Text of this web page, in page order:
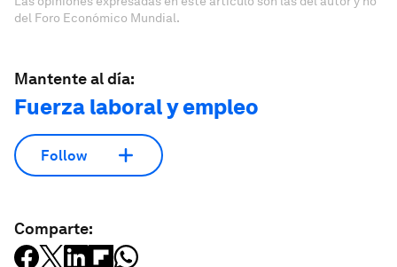
del Foro Económico Mundial.
Mantente al día:
Fuerza laboral y empleo
Follow
Comparte: